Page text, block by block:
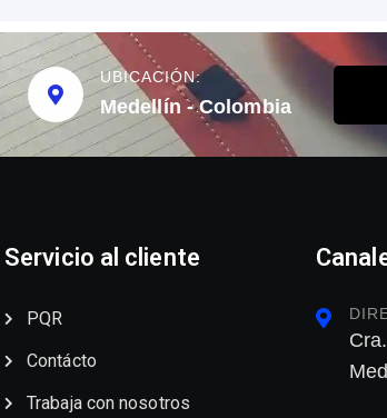
UBICACIÓN:
Medellín - Colombia
Servicio al cliente
PQR
Contácto
Trabaja con nosotros